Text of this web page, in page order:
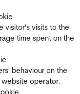
visitor's visits to the
time spent on the
behaviour on the
operator.